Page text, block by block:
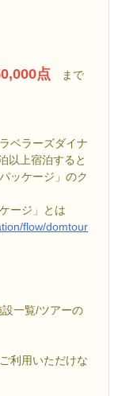
点
まで
ベラーズダイナ
以上宿泊すると
ッケージ」のク
ージ」とは
flow/domtour
一覧/ツアーの
利用いただけな